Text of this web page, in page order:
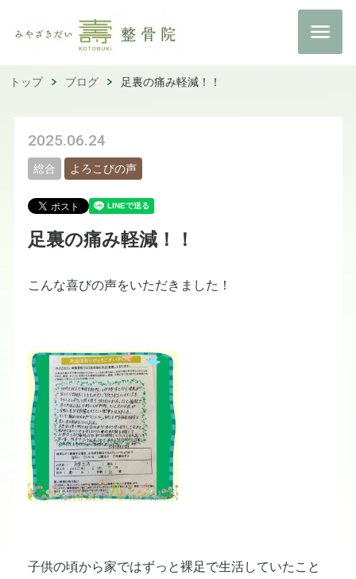
トップ ブログ 足裏の痛み軽減！！
2025.06.24
総合 よろこびの声
足裏の痛み軽減！！
こんな喜びの声をいただきました！
子供の頃から家ではずっと裸足で生活していたこと